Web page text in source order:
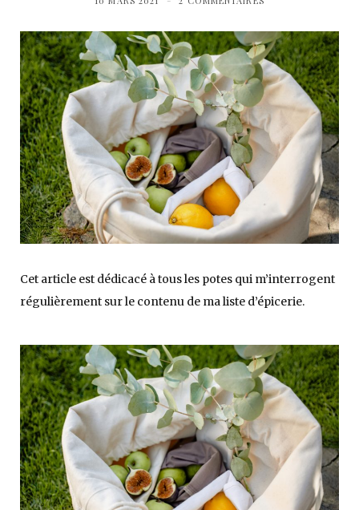
Cet article est dédicacé à tous les potes qui m’interrogent
régulièrement sur le contenu de ma liste d’épicerie.